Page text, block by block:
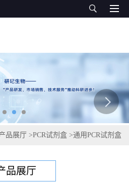
品展厅 >PCR试剂盒 >通用PCR试剂盒
品展厅